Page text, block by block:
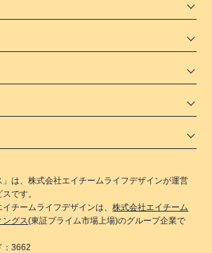
」は、株式会社エイチームライフデザインが運営
です。
イチームライフデザインは、株式会社エイチーム
ングス(東証プライム市場上場)のグループ企業で
：3662